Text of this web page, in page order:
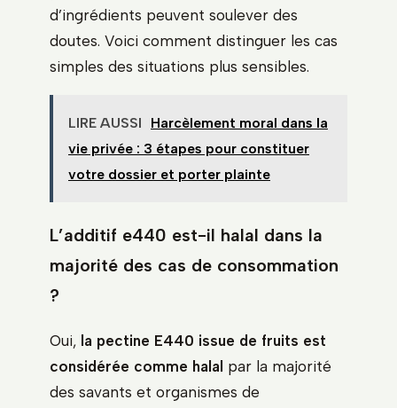
d’ingrédients peuvent soulever des
doutes. Voici comment distinguer les cas
simples des situations plus sensibles.
LIRE AUSSI
Harcèlement moral dans la
vie privée : 3 étapes pour constituer
votre dossier et porter plainte
L’additif e440 est-il halal dans la
majorité des cas de consommation
?
Oui, la pectine E440 issue de fruits est
considérée comme halal par la majorité
des savants et organismes de